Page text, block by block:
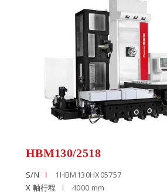
HBM130/2518
S/N
1HBM130HX05757
X 軸行程
4000 mm